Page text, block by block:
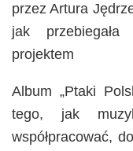
przez Artura
jak
projektem​
Album „Ptaki
tego, jak
współpracować,